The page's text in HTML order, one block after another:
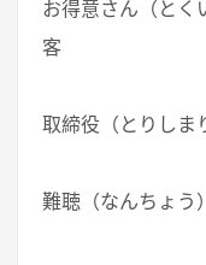
お得意さん（
取締役（とりし
難聴（なん